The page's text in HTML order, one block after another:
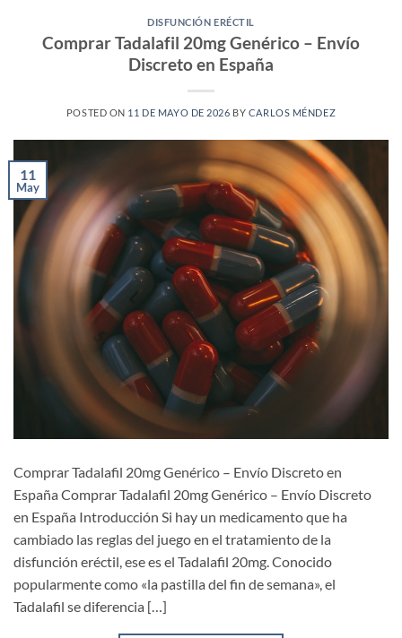
DISFUNCIÓN ERÉCTIL
Comprar Tadalafil 20mg Genérico – Envío
Discreto en España
POSTED ON 11 DE MAYO DE 2026 BY CARLOS MÉNDEZ
11
May
Comprar Tadalafil 20mg Genérico – Envío Discreto en
España Comprar Tadalafil 20mg Genérico – Envío Discreto
en España Introducción Si hay un medicamento que ha
cambiado las reglas del juego en el tratamiento de la
disfunción eréctil, ese es el Tadalafil 20mg. Conocido
popularmente como «la pastilla del fin de semana», el
Tadalafil se diferencia […]